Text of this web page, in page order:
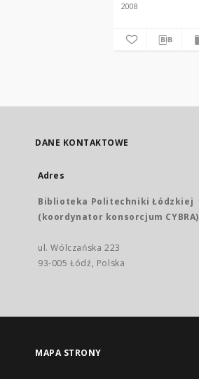
2008
DANE KONTAKTOWE
Adres
Biblioteka Politechniki Łódzkiej
(koordynator konsorcjum CYBRA)
ul. Wólczańska 223
93-005 Łódź, Polska
MAPA STRONY